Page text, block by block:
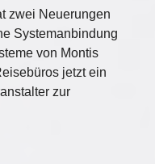
zwei Neuerungen
Systemanbindung
von Montis
jetzt ein
zur